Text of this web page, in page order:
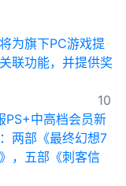
为旗下PC游戏提
联功能，并提供奖
10
PS+中高档会员新
两部《最终幻想7
，五部《刺客信